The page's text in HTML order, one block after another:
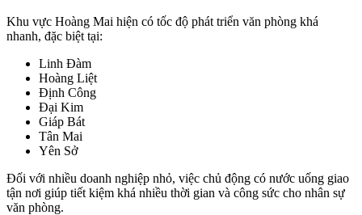
Khu vực Hoàng Mai hiện có tốc độ phát triển văn phòng khá
nhanh, đặc biệt tại:
Linh Đàm
Hoàng Liệt
Định Công
Đại Kim
Giáp Bát
Tân Mai
Yên Sở
Đối với nhiều doanh nghiệp nhỏ, việc chủ động có nước uống giao
tận nơi giúp tiết kiệm khá nhiều thời gian và công sức cho nhân sự
văn phòng.